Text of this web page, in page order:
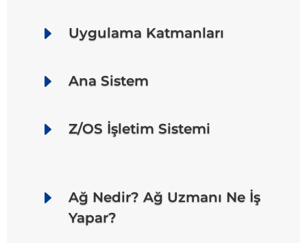
E Uygulama Katmanları
E Ana Sistem
E Z/OS İşletim Sistemi
E
Ağ Nedir? Ağ Uzmanı Ne İş
Yapar?